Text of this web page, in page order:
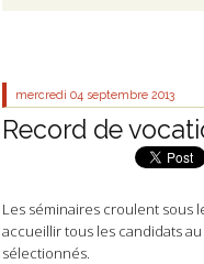
mercredi 04 septembre 2013
Record de
Les séminaires croulent sous
accueillir tous les candidats
sélectionnés.